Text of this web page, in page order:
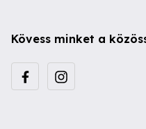
Kövess minket a